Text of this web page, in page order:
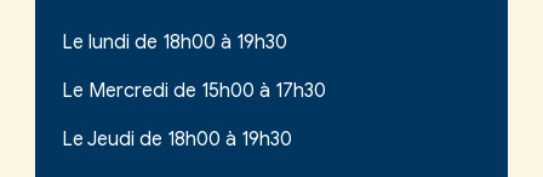
Le lundi de 18h00 à 19h30
Le Mercredi de 15h00 à 17h30
Le Jeudi de 18h00 à 19h30